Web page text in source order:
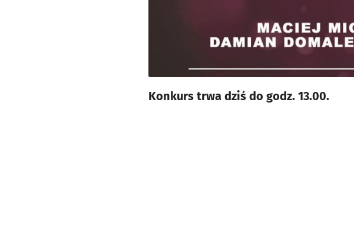
Konkurs trwa dziś do godz. 13.00.